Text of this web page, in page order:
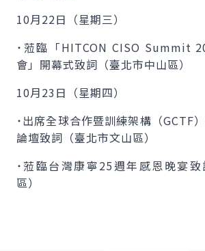
10月22日（星期三）
˙蒞臨「HITCON CISO Summit
會」開幕式致詞（臺北市中山區）
10月23日（星期四）
˙出席全球合作暨訓練架構（GCTF
論壇致詞（臺北市文山區）
˙蒞臨台灣康寧25週年感恩晚宴
區）